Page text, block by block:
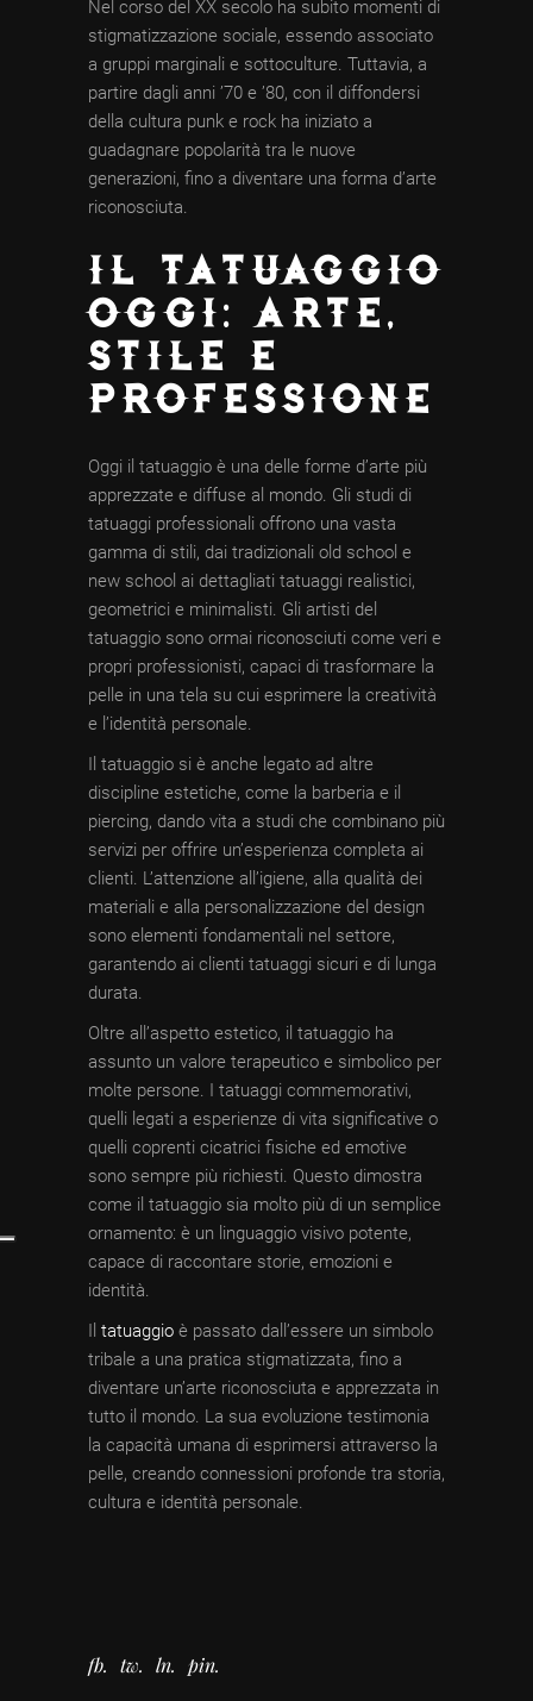
Nel corso del XX secolo ha subito momenti di
stigmatizzazione sociale, essendo associato
a gruppi marginali e sottoculture. Tuttavia, a
partire dagli anni ’70 e ’80, con il diffondersi
della cultura punk e rock ha iniziato a
guadagnare popolarità tra le nuove
generazioni, fino a diventare una forma d’arte
riconosciuta.
IL TATUAGGIO
OGGI: ARTE,
STILE E
PROFESSIONE
Oggi il tatuaggio è una delle forme d’arte più
apprezzate e diffuse al mondo. Gli studi di
tatuaggi professionali offrono una vasta
gamma di stili, dai tradizionali old school e
new school ai dettagliati tatuaggi realistici,
geometrici e minimalisti. Gli artisti del
tatuaggio sono ormai riconosciuti come veri e
propri professionisti, capaci di trasformare la
pelle in una tela su cui esprimere la creatività
e l’identità personale.
Il tatuaggio si è anche legato ad altre
discipline estetiche, come la barberia e il
piercing, dando vita a studi che combinano più
servizi per offrire un’esperienza completa ai
clienti. L’attenzione all’igiene, alla qualità dei
materiali e alla personalizzazione del design
sono elementi fondamentali nel settore,
garantendo ai clienti tatuaggi sicuri e di lunga
durata.
Oltre all’aspetto estetico, il tatuaggio ha
assunto un valore terapeutico e simbolico per
molte persone. I tatuaggi commemorativi,
quelli legati a esperienze di vita significative o
quelli coprenti cicatrici fisiche ed emotive
sono sempre più richiesti. Questo dimostra
come il tatuaggio sia molto più di un semplice
ornamento: è un linguaggio visivo potente,
capace di raccontare storie, emozioni e
identità.
Il tatuaggio è passato dall’essere un simbolo
tribale a una pratica stigmatizzata, fino a
diventare un’arte riconosciuta e apprezzata in
tutto il mondo. La sua evoluzione testimonia
la capacità umana di esprimersi attraverso la
pelle, creando connessioni profonde tra storia,
cultura e identità personale.
fb tw ln pin